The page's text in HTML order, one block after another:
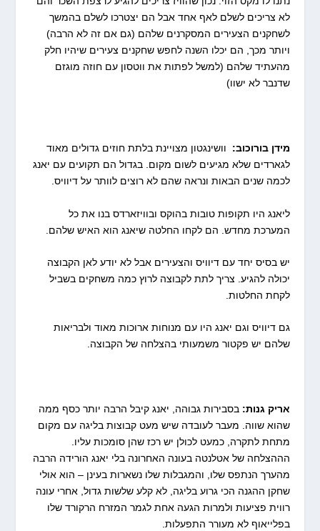
לא צריכים לשלם לאף אחד אבל הם יצטרכו לשלם בהמשך
לשחקנים הצעירים המסקרנים שלהם (גם אם זה לא הרבה)
ויותר מכך, הם יכלו השנה לחפש שחקנים צעירים שיהיו חלק
מהעתיד שלהם (למשל לפתות את ווטסון עם חוזה מוגזם
שדנבר לא ישוו)
מידן בורוכוב: וושינגטון מצויינת בלתת חוזים גדולים מאוד
לגארדים שלא מגיעים לשום מקום. בגדול הם תקועים עם יאנג
לכמה שנים הבאות ונראה שהם לא רוצים לוותר על דיוויס.
ליאנג היו תקופות טובות בהוקס ובוויזארדס בנו את כל
המערכת מחדש. הם לקחו החלטה שיאנג הוא האיש שלהם.
יש בסיס יחד עם דיוויס והצעירים אבל לא יודע לאן הקבוצה
יכולה להגיע. צריך לתת לקבוצה לרוץ כמה משחקים בשביל
לקחת החלטות.
גם דיוויס וגם יאנג היו עם מנוחות ארוכות מאוד ולבריאות
שלהם יש פקטור משמעותי בהצלחה של הקבוצה.
אריק גנות:בסבירות גבוהה, יאנג קיבל הרבה יותר כסף ממה
שהוא שווה. מעבר לעובדה שיש מעט קבוצות בליגה עם מקום
מתחת לתקרה, כמעט לכולן יש רכז שהן סומכות עליו.
הההצלחה של אטלנטה בעונה האחרונה בלי יאנג הורידה הרבה
מהערך הנתפס שלו, והמגבלות שלו נשארות בעינן – הוא אולי
שחקן ההגנה הכי גרוע בליגה, לא קלע שלשות גדול, אחרי עונה
רווית פציעות ולמרות הגעה אחת לגמר המזרח הרקורד שלו
בפלייאוף לא מעורר התפעלות.